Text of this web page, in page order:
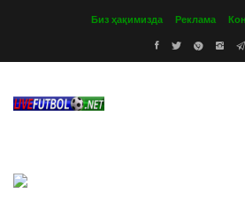
Биз ҳақимизда Реклама